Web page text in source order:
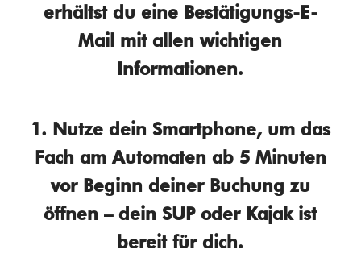
erhältst du eine Bestätigungs-E-
Mail mit allen wichtigen
Informationen.
1. Nutze dein Smartphone, um das
Fach am Automaten ab 5 Minuten
vor Beginn deiner Buchung zu
öffnen – dein SUP oder Kajak ist
bereit für dich.